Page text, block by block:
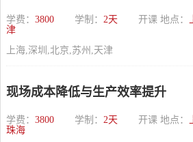
学费： 3800 学制： 2天 开课 地点：
津
上海,深圳,北京,苏州,天津
现场成本降低与生产效率提升
学费： 3800 学制： 2天 开课 地点：
珠海